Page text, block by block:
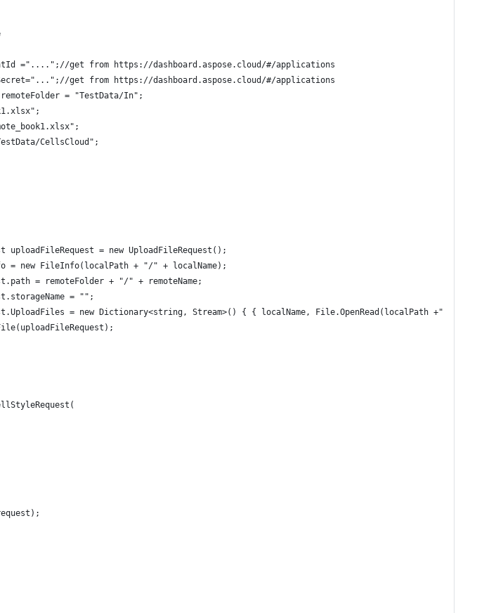
="....";//get from https://dashboard.aspose.cloud/#/applications
get from https://dashboard.aspose.cloud/#/applications
= "TestData/In";
CellsCloud";
uploadFileRequest = new UploadFileRequest();
= new FileInfo(localPath + "/" + localName);
= remoteFolder + "/" + remoteName;
= "";
= new Dictionary<string, Stream>() { { localName, File.OpenRead(localPath +"/"+